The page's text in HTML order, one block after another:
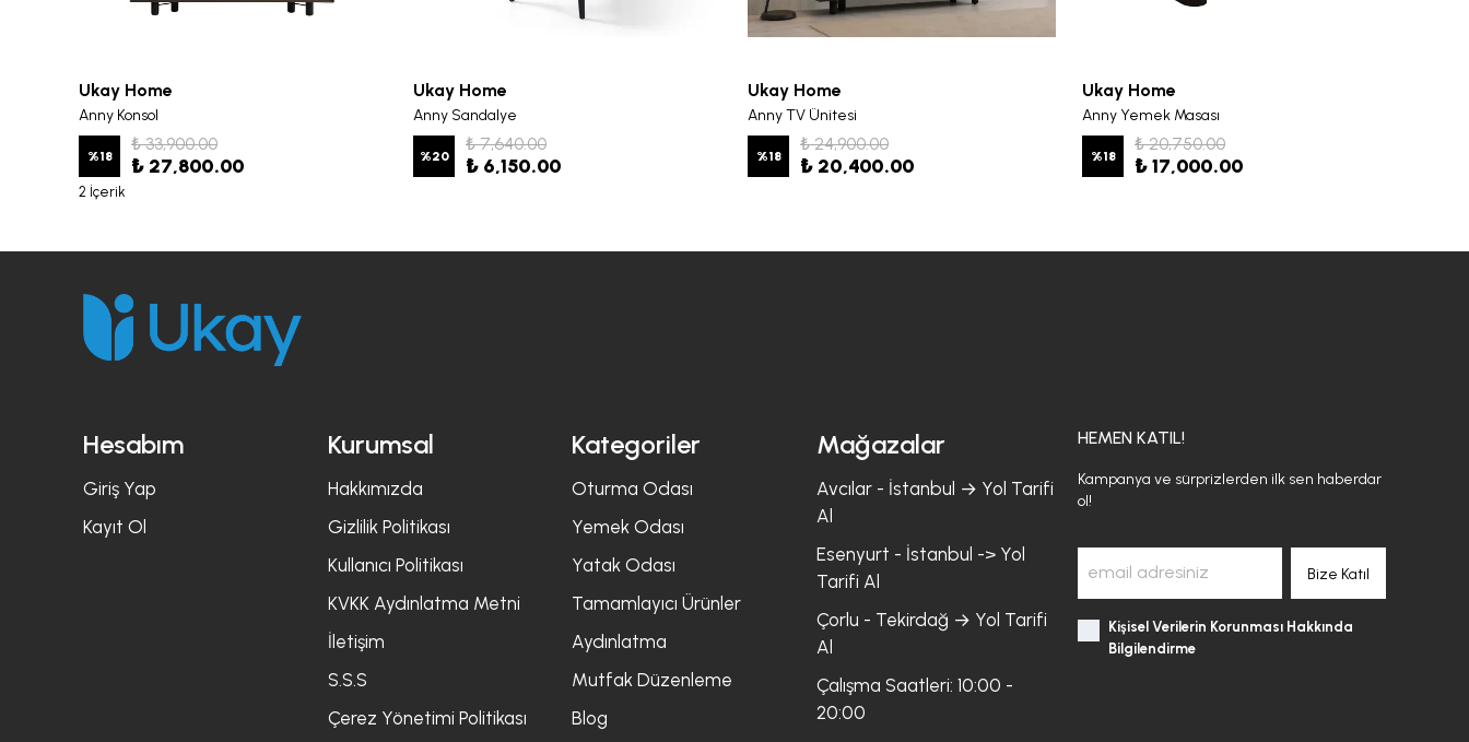
Ukay Home
Anny Konsol
%18
₺ 33,900.00
₺ 27,800.00
2 İçerik
Ukay Home
Anny Sandalye
%20
₺ 7,640.00
₺ 6,150.00
Ukay Home
Anny TV Ünitesi
%18
₺ 24,900.00
₺ 20,400.00
Ukay Home
Anny Yemek Masası
%18
₺ 20,750.00
₺ 17,000.00
Hesabım
Giriş Yap
Kayıt Ol
Kurumsal
Hakkımızda
Gizlilik Politikası
Kullanıcı Politikası
KVKK Aydınlatma Metni
İletişim
S.S.S
Çerez Yönetimi Politikası
Kategoriler
Oturma Odası
Yemek Odası
Yatak Odası
Tamamlayıcı Ürünler
Aydınlatma
Mutfak Düzenleme
Blog
Mağazalar
Avcılar - İstanbul → Yol Tarifi
Al
Esenyurt - İstanbul -> Yol
Tarifi Al
Çorlu - Tekirdağ → Yol Tarifi
Al
Çalışma Saatleri: 10:00 -
20:00
HEMEN KATIL!
Kampanya ve sürprizlerden ilk sen haberdar
ol!
Bize Katıl
Kişisel Verilerin Korunması Hakkında
Bilgilendirme